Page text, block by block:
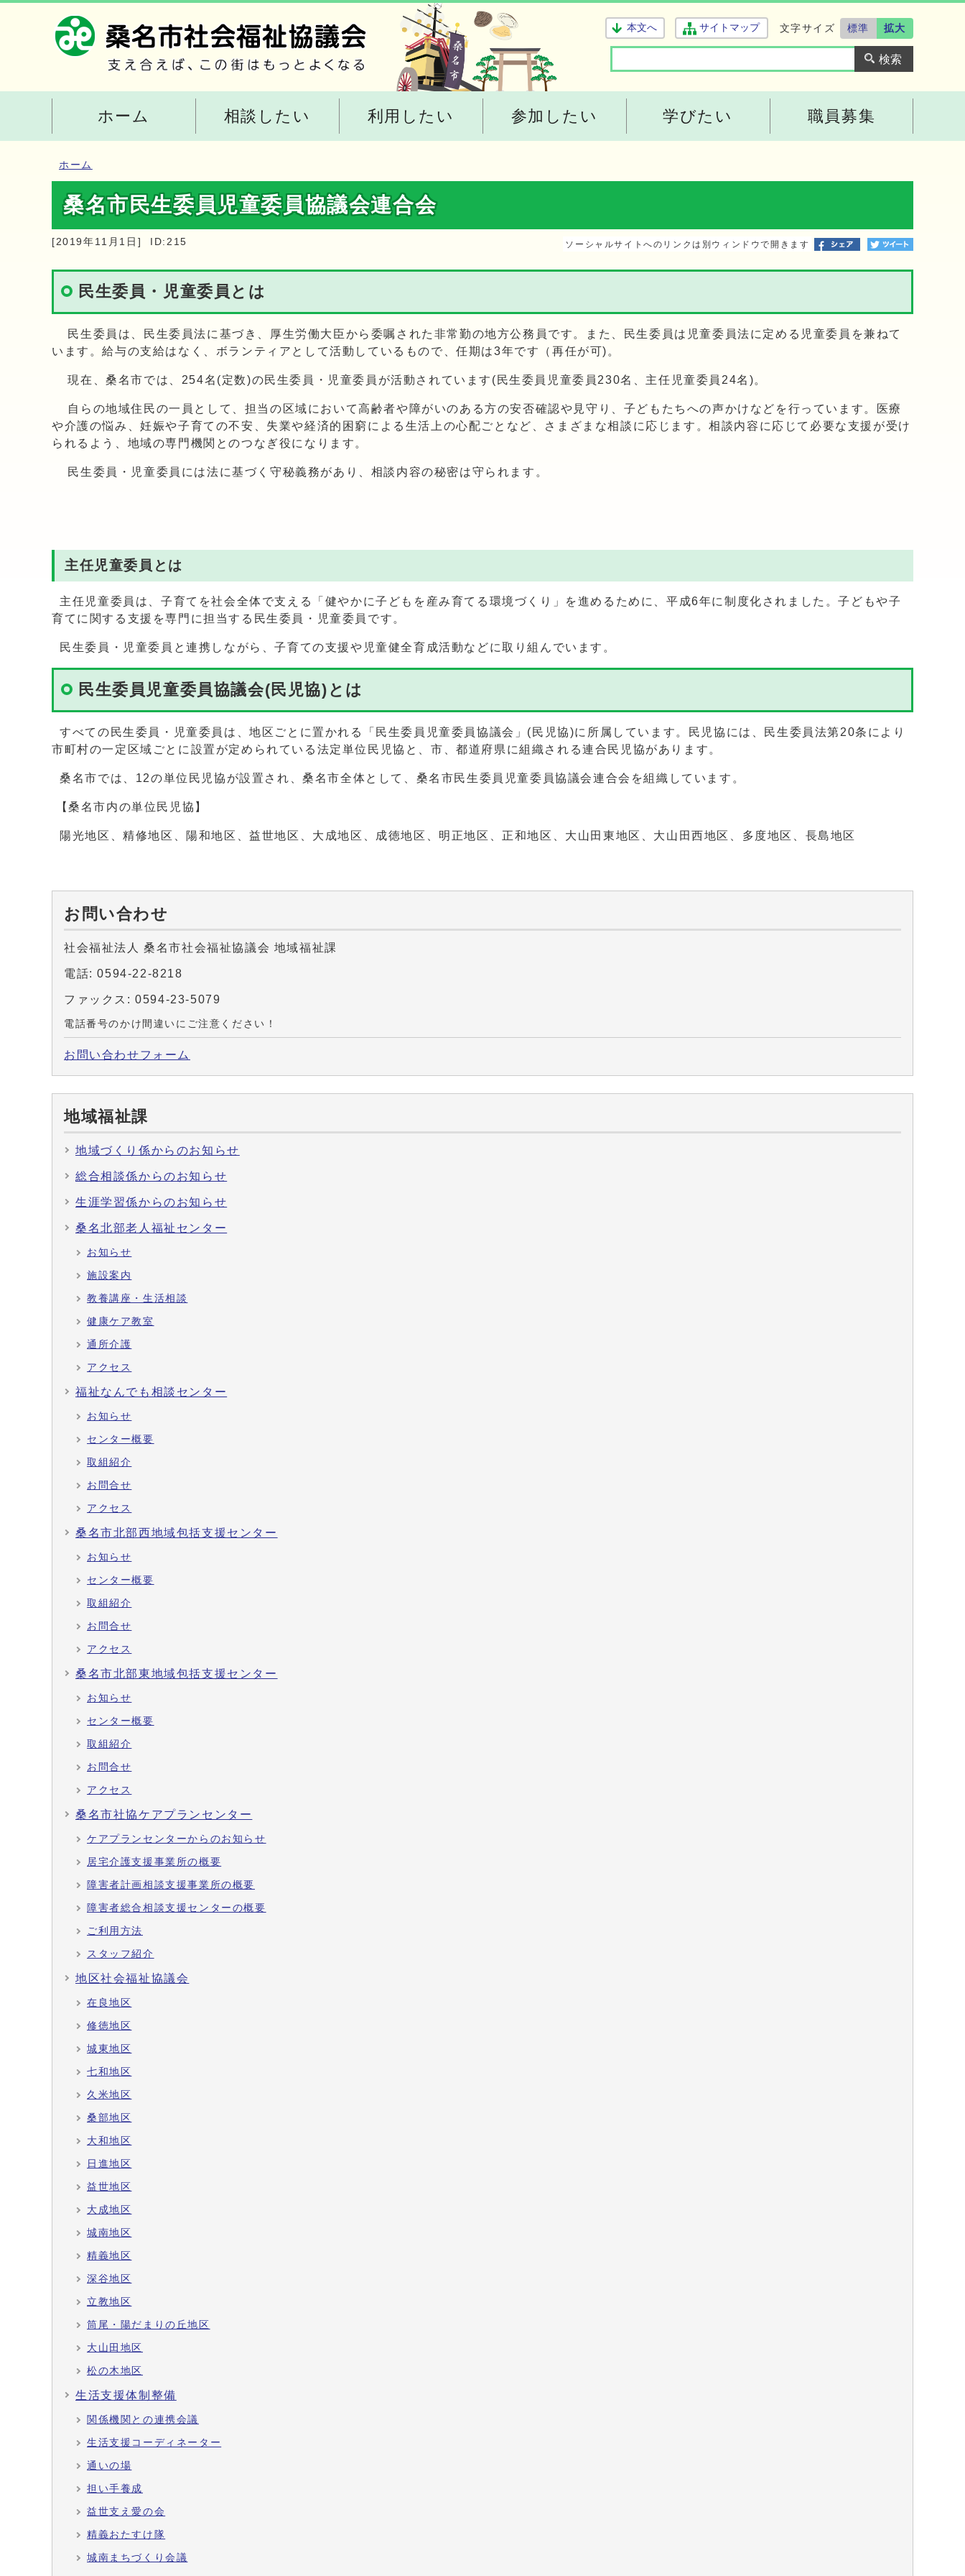
本文へ サイトマップ 文字サイズ 標準 拡大
ホーム 相談したい 利用したい 参加したい 学びたい 職員募集
ホーム
桑名市民生委員児童委員協議会連合会
[2019年11月1日] ID:215 ソーシャルサイトへのリンクは別ウィンドウで開きます
民生委員・児童委員とは
民生委員は、民生委員法に基づき、厚生労働大臣から委嘱された非常勤の地方公務員です。また、民生委員は児童委員法に定める児童委員を兼ねて
います。給与の支給はなく、ボランティアとして活動しているもので、任期は3年です（再任が可)。
現在、桑名市では、254名(定数)の民生委員・児童委員が活動されています(民生委員児童委員230名、主任児童委員24名)。
自らの地域住民の一員として、担当の区域において高齢者や障がいのある方の安否確認や見守り、子どもたちへの声かけなどを行っています。医療
や介護の悩み、妊娠や子育ての不安、失業や経済的困窮による生活上の心配ごとなど、さまざまな相談に応じます。相談内容に応じて必要な支援が受け
られるよう、地域の専門機関とのつなぎ役になります。
民生委員・児童委員には法に基づく守秘義務があり、相談内容の秘密は守られます。
主任児童委員とは
主任児童委員は、子育てを社会全体で支える「健やかに子どもを産み育てる環境づくり」を進めるために、平成6年に制度化されました。子どもや子
育てに関する支援を専門に担当する民生委員・児童委員です。
民生委員・児童委員と連携しながら、子育ての支援や児童健全育成活動などに取り組んでいます。
民生委員児童委員協議会(民児協)とは
すべての民生委員・児童委員は、地区ごとに置かれる「民生委員児童委員協議会」(民児協)に所属しています。民児協には、民生委員法第20条により
市町村の一定区域ごとに設置が定められている法定単位民児協と、市、都道府県に組織される連合民児協があります。
桑名市では、12の単位民児協が設置され、桑名市全体として、桑名市民生委員児童委員協議会連合会を組織しています。
【桑名市内の単位民児協】
陽光地区、精修地区、陽和地区、益世地区、大成地区、成徳地区、明正地区、正和地区、大山田東地区、大山田西地区、多度地区、長島地区
お問い合わせ
社会福祉法人 桑名市社会福祉協議会 地域福祉課
電話: 0594-22-8218
ファックス: 0594-23-5079
電話番号のかけ間違いにご注意ください！
お問い合わせフォーム
地域福祉課
地域づくり係からのお知らせ
総合相談係からのお知らせ
生涯学習係からのお知らせ
桑名北部老人福祉センター
お知らせ
施設案内
教養講座・生活相談
健康ケア教室
通所介護
アクセス
福祉なんでも相談センター
お知らせ
センター概要
取組紹介
お問合せ
アクセス
桑名市北部西地域包括支援センター
お知らせ
センター概要
取組紹介
お問合せ
アクセス
桑名市北部東地域包括支援センター
お知らせ
センター概要
取組紹介
お問合せ
アクセス
桑名市社協ケアプランセンター
ケアプランセンターからのお知らせ
居宅介護支援事業所の概要
障害者計画相談支援事業所の概要
障害者総合相談支援センターの概要
ご利用方法
スタッフ紹介
地区社会福祉協議会
在良地区
修徳地区
城東地区
七和地区
久米地区
桑部地区
大和地区
日進地区
益世地区
大成地区
城南地区
精義地区
深谷地区
立教地区
筒尾・陽だまりの丘地区
大山田地区
松の木地区
生活支援体制整備
関係機関との連携会議
生活支援コーディネーター
通いの場
担い手養成
益世支え愛の会
精義おたすけ隊
城南まちづくり会議